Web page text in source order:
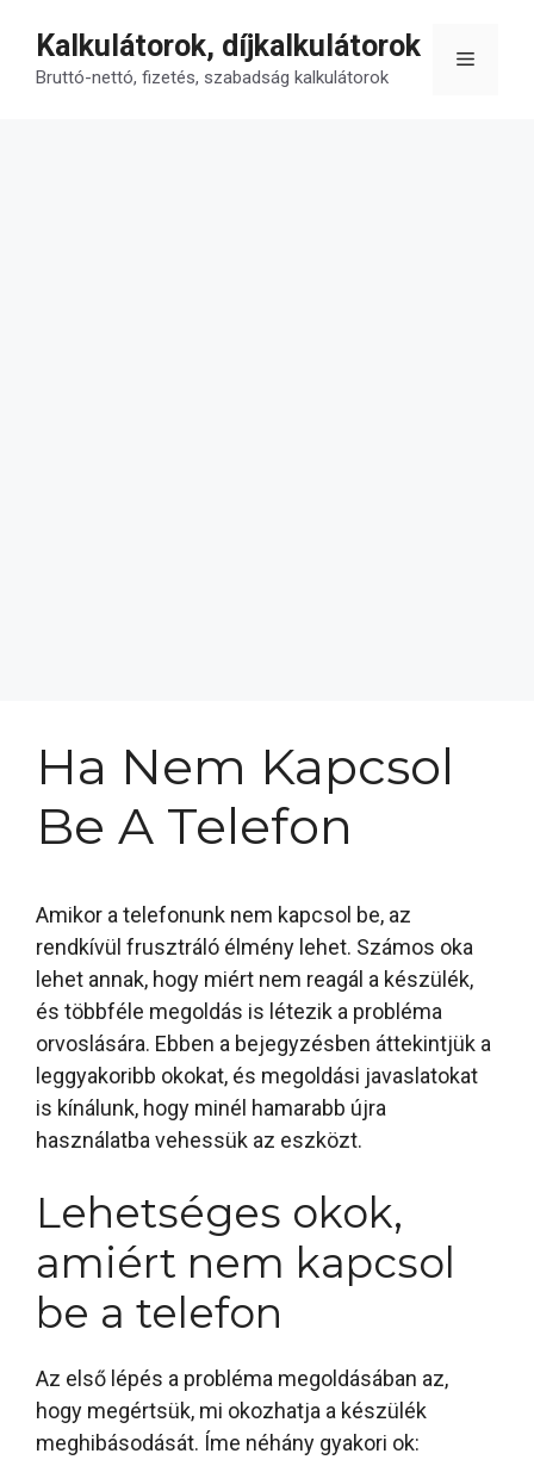
tartalomba
Kalkulátorok, díjkalkulátorok
Bruttó-nettó, fizetés, szabadság kalkulátorok
Menü
Ha Nem Kapcsol
Be A Telefon
Amikor a telefonunk nem kapcsol be, az
rendkívül frusztráló élmény lehet. Számos oka
lehet annak, hogy miért nem reagál a készülék,
és többféle megoldás is létezik a probléma
orvoslására. Ebben a bejegyzésben áttekintjük a
leggyakoribb okokat, és megoldási javaslatokat
is kínálunk, hogy minél hamarabb újra
használatba vehessük az eszközt.
Lehetséges okok,
amiért nem kapcsol
be a telefon
Az első lépés a probléma megoldásában az,
hogy megértsük, mi okozhatja a készülék
meghibásodását. Íme néhány gyakori ok: